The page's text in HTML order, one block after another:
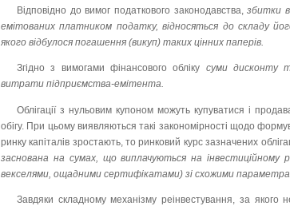
Відповідно до вимог податкового законодавства,збитки
емітованих платником податку, відносяться до складу
якого відбулося погашення (викуп) таких цінних паперів.
Згідно з вимогами фінансового обліку суми дисконту
витрати підприємства-емітента.
Облігації з нульовим купоном можуть купуватися і
обігу. При цьому виявляються такі закономірності щодо
ринку капіталів зростають, то ринковий курс зазначених
заснована на сумах, що виплачуються на інвестиційному
векселями, ощадними сертифікатами) зі схожими
Завдяки складному механізму реінвестування, за якого